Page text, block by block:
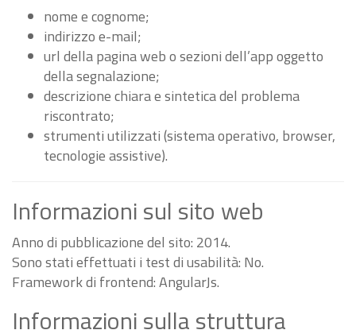
nome e cognome;
indirizzo e-mail;
url della pagina web o sezioni dell’app oggetto
della segnalazione;
descrizione chiara e sintetica del problema
riscontrato;
strumenti utilizzati (sistema operativo, browser,
tecnologie assistive).
Informazioni sul sito web
Anno di pubblicazione del sito: 2014.
Sono stati effettuati i test di usabilità: No.
Framework di frontend: AngularJs.
Informazioni sulla struttura